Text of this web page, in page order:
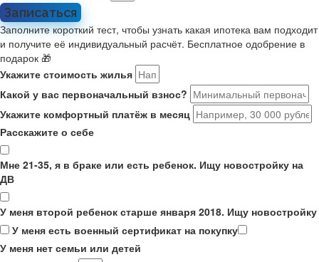
Записаться
Заполните короткий тест, чтобы узнать какая ипотека вам подходит
и получите её индивидуальный расчёт. Бесплатное одобрение в
подарок 🎁
Укажите стоимость жилья
Какой у вас первоначальный взнос?
Укажите комфортный платёж в месяц
Расскажите о себе
Мне 21-35, я в браке или есть ребенок. Ищу новостройку на
ДВ
У меня второй ребенок старше января 2018. Ищу новостройку
У меня есть военный сертификат на покупку
У меня нет семьи или детей